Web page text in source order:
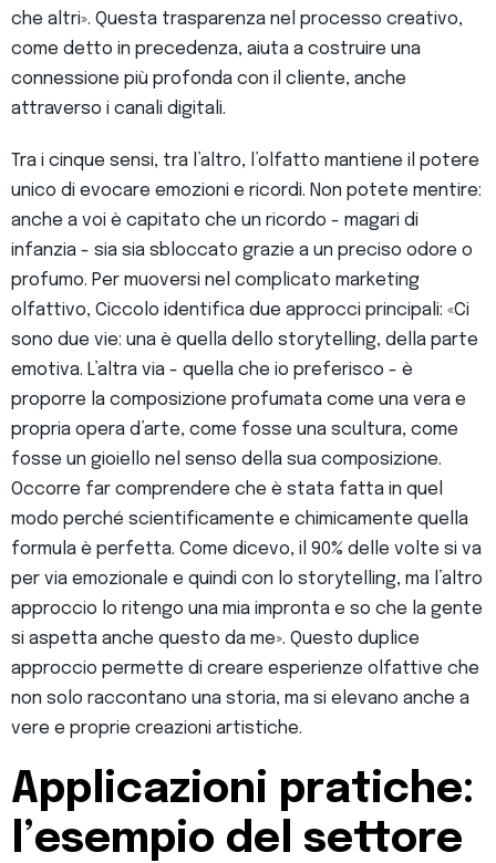
che altri». Questa trasparenza nel processo creativo,
come detto in precedenza, aiuta a costruire una
connessione più profonda con il cliente, anche
attraverso i canali digitali.
Tra i cinque sensi, tra l’altro, l’olfatto mantiene il potere
unico di evocare emozioni e ricordi. Non potete mentire:
anche a voi è capitato che un ricordo - magari di
infanzia - sia sia sbloccato grazie a un preciso odore o
profumo. Per muoversi nel complicato marketing
olfattivo, Ciccolo identifica due approcci principali: «Ci
sono due vie: una è quella dello storytelling, della parte
emotiva. L’altra via - quella che io preferisco - è
proporre la composizione profumata come una vera e
propria opera d’arte, come fosse una scultura, come
fosse un gioiello nel senso della sua composizione.
Occorre far comprendere che è stata fatta in quel
modo perché scientificamente e chimicamente quella
formula è perfetta. Come dicevo, il 90% delle volte si va
per via emozionale e quindi con lo storytelling, ma l’altro
approccio lo ritengo una mia impronta e so che la gente
si aspetta anche questo da me». Questo duplice
approccio permette di creare esperienze olfattive che
non solo raccontano una storia, ma si elevano anche a
vere e proprie creazioni artistiche.
Applicazioni pratiche:
’esempio del settore